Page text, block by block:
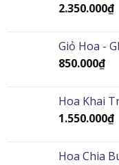
2.350.000₫
Giỏ Hoa -
850.000₫
Hoa Khai
1.550.000₫
Hoa Chia